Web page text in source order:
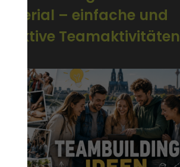
Material – einfache und
effektive Teamaktivitäten